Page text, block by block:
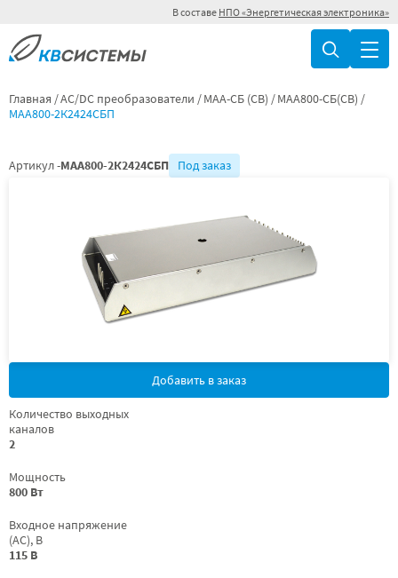
В составе НПО «Энергетическая электроника»
Главная AC/DC преобразователи МАА-СБ (СВ)
МАА800-СБ(СВ)
МАА800-2К2424СБП
Артикул -МАА800-2К2424СБП Под заказ
Добавить в заказ
Количество выходных
каналов
2
Мощность
800 Вт
Входное напряжение
(AC), В
115 В